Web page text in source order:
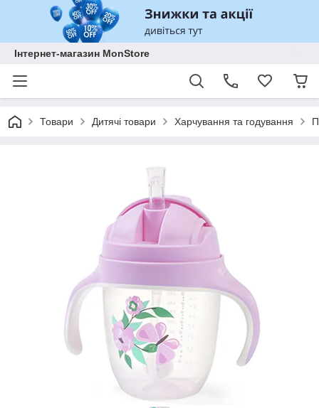
Інтернет-магазин MonStore
Товари Дитячі товари Харчування та годування